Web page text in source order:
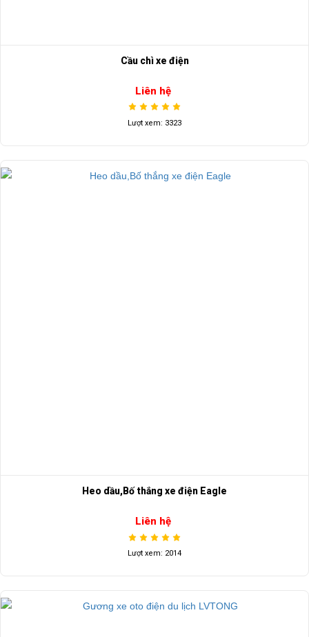
Cầu chì xe điện
Liên hệ
Lượt xem: 3323
Heo dầu,Bố thắng xe điện Eagle
Liên hệ
Lượt xem: 2014